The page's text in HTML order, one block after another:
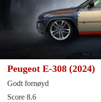
Peugeot E-308 (2024)
Godt fornøyd
Score 8.6